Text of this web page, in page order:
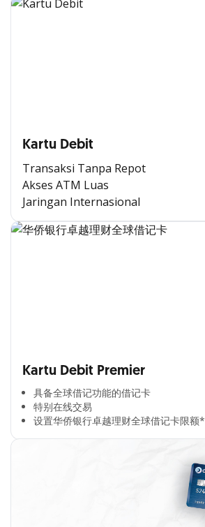
Kartu Debit
Transaksi Tanpa Repot
Akses ATM Luas
Jaringan Internasional
Kartu Debit Premier
具备全球借记功能的借记卡​
特别在线交易​
设置华侨银行卓越理财全球借记卡限额*​